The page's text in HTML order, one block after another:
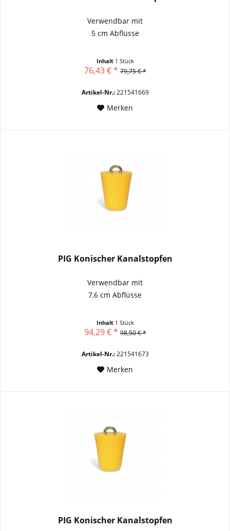
Verwendbar mit
5 cm Abflüsse
Inhalt 1 Stück
76,43 € * 79,75 € *
Artikel-Nr.:221541669
Merken
PIG Konischer Kanalstopfen
Verwendbar mit
7,6 cm Abflüsse
Inhalt 1 Stück
94,29 € * 98,50 € *
Artikel-Nr.:221541673
Merken
PIG Konischer Kanalstopfen